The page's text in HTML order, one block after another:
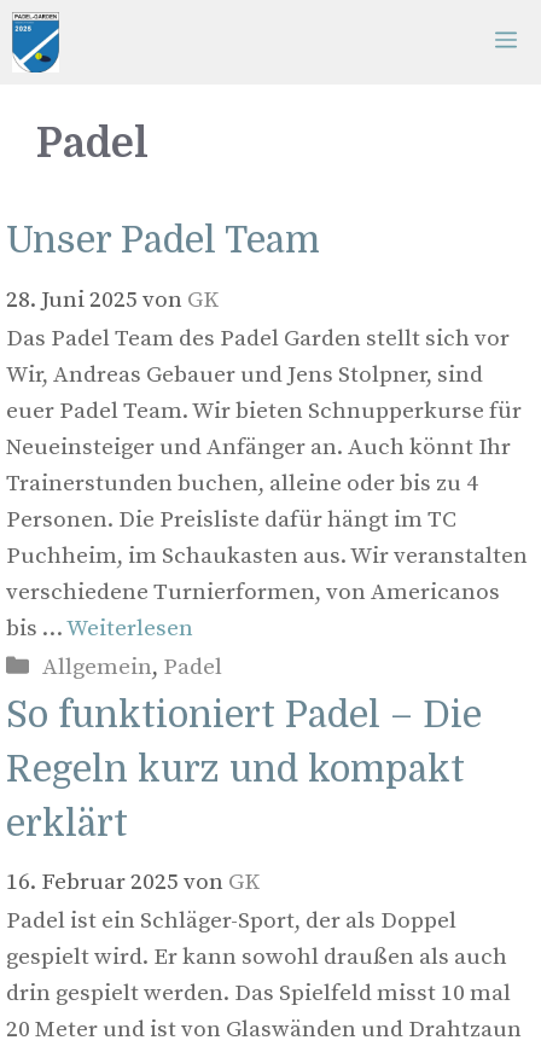
Zum
Inhalt
Padel
Unser Padel Team
28. Juni 2025 von GK
Das Padel Team des Padel Garden stellt sich vor
Wir, Andreas Gebauer und Jens Stolpner, sind
euer Padel Team. Wir bieten Schnupperkurse für
Neueinsteiger und Anfänger an. Auch könnt Ihr
Trainerstunden buchen, alleine oder bis zu 4
Personen. Die Preisliste dafür hängt im TC
Puchheim, im Schaukasten aus. Wir veranstalten
verschiedene Turnierformen, von Americanos
bis …Weiterlesen
Kategorien
Allgemein, Padel
So funktioniert Padel – Die
Regeln kurz und kompakt
erklärt
16. Februar 2025 von GK
Padel ist ein Schläger-Sport, der als Doppel
gespielt wird. Er kann sowohl draußen als auch
drin gespielt werden. Das Spielfeld misst 10 mal
20 Meter und ist von Glaswänden und Drahtzaun